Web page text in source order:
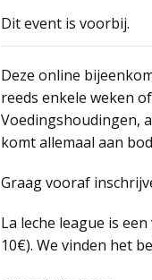
Dit event is voorbij.
Deze online
reeds enkele weken
Voedingshoudingen,
komt allemaal aan
Graag vooraf
La leche league is
10€). We vinden het